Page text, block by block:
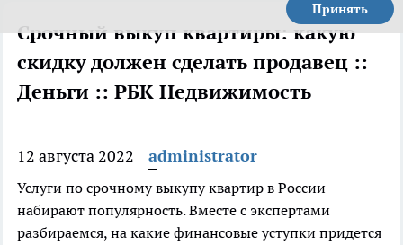
Принять
Срочный выкуп квартиры: какую
скидку должен сделать продавец ::
Деньги :: РБК Недвижимость
12 августа 2022 administrator
Услуги по срочному выкупу квартир в России
набирают популярность. Вместе с экспертами
разбираемся, на какие финансовые уступки придется